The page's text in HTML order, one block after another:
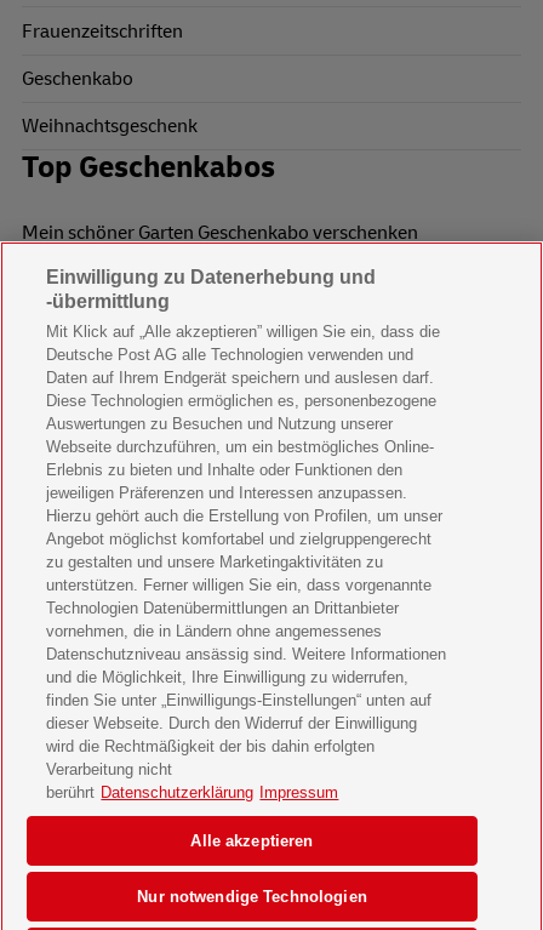
Frauenzeitschriften
Geschenkabo
Weihnachtsgeschenk
Top Geschenkabos
Mein schöner Garten Geschenkabo verschenken
Wohnen & Garten Geschenkabo verschenken
Mein schönes Land Geschenkabo verschenken
Bild der Frau Geschenkabo verschenken
11 Freunde Geschenkabo verschenken
LEGO Ninjago Magazin Geschenkabo verschenken
Brigitte Geschenkabo verschenken
GEOlino Geschenkabo verschenken
Stern Crime Geschenkabo verschenken
Welt der Wunder Geschenkabo verschenken
GEO Geschenkabo verschenken
Datenschutz & Cookies
Einwilligungs-Einstellungen
Barrierefreiheit
Einwilligung zu Datenerhebung und
-übermittlung
Mit Klick auf „Alle akzeptieren” willigen Sie ein, dass die
Deutsche Post AG alle Technologien verwenden und
Daten auf Ihrem Endgerät speichern und auslesen darf.
Diese Technologien ermöglichen es, personenbezogene
Auswertungen zu Besuchen und Nutzung unserer
Webseite durchzuführen, um ein bestmögliches Online-
Erlebnis zu bieten und Inhalte oder Funktionen den
jeweiligen Präferenzen und Interessen anzupassen.
Hierzu gehört auch die Erstellung von Profilen, um unser
Angebot möglichst komfortabel und zielgruppengerecht
zu gestalten und unsere Marketingaktivitäten zu
unterstützen. Ferner willigen Sie ein, dass vorgenannte
Technologien Datenübermittlungen an Drittanbieter
vornehmen, die in Ländern ohne angemessenes
Datenschutzniveau ansässig sind. Weitere Informationen
und die Möglichkeit, Ihre Einwilligung zu widerrufen,
finden Sie unter „Einwilligungs-Einstellungen“ unten auf
dieser Webseite. Durch den Widerruf der Einwilligung
wird die Rechtmäßigkeit der bis dahin erfolgten
Verarbeitung nicht
berührt Datenschutzerklärung Impressum
Nur notwendige Technologien
Alle akzeptieren